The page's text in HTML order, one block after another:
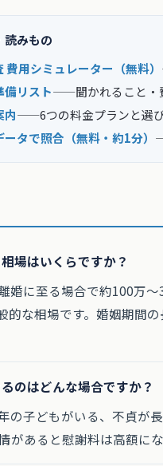
読みもの
費用シミュレーター（無料）
リスト——聞かれること・
内——6つの料金プランと選
タで照合（無料・約1分）
場はいくらですか？
婚に至る場合で約100万
的な相場です。婚姻期間
のはどんな場合ですか？
の子どもがいる、不貞が
があると慰謝料は高額に